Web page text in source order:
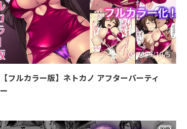
2025/10/5
【フルカラー版】ネトカノ アフターパーティ
ー